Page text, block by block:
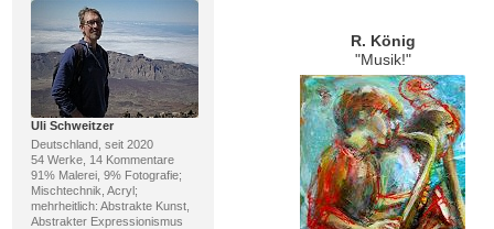
Uli Schweitzer
Deutschland, seit 2020
54 Werke, 14 Kommentare
91% Malerei, 9% Fotografie;
Mischtechnik, Acryl;
mehrheitlich: Abstrakte Kunst,
Abstrakter Expressionismus
R. König
"Musik!"